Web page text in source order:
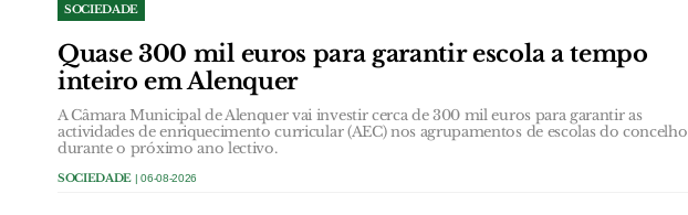
SOCIEDADE
Quase 300 mil euros para garantir escola a tempo
inteiro em Alenquer
A Câmara Municipal de Alenquer vai investir cerca de 300 mil euros para garantir as
actividades de enriquecimento curricular (AEC) nos agrupamentos de escolas do concelho
durante o próximo ano lectivo.
SOCIEDADE | 06-08-2026